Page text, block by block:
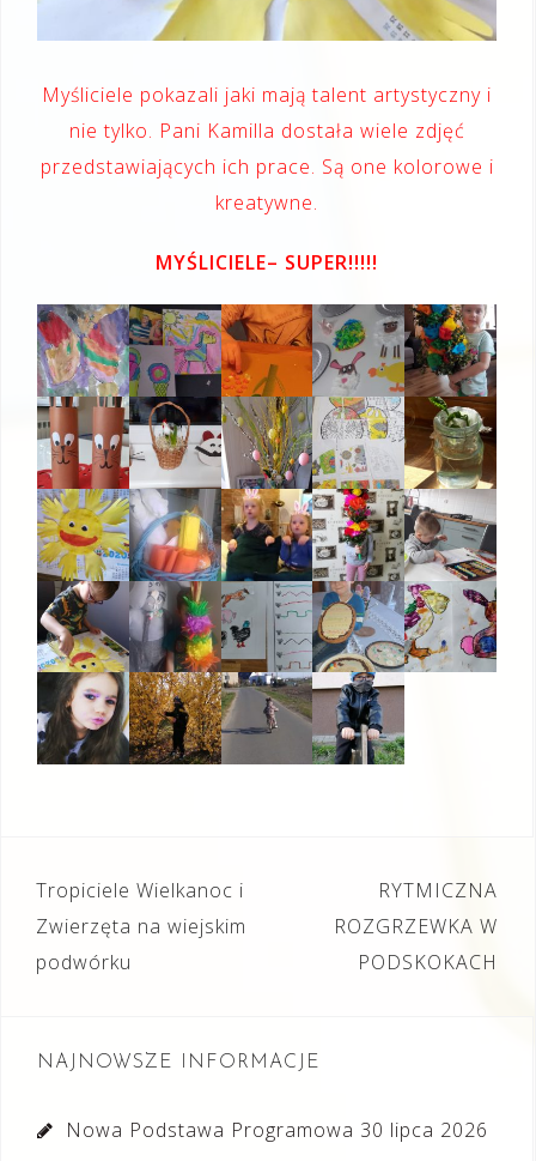
Myśliciele pokazali jaki mają talent artystyczny i
nie tylko. Pani Kamilla dostała wiele zdjęć
przedstawiających ich prace. Są one kolorowe i
kreatywne.
MYŚLICIELE– SUPER!!!!!
Nawigacja
wpisu
Tropiciele Wielkanoc i
Zwierzęta na wiejskim
podwórku
RYTMICZNA
ROZGRZEWKA W
PODSKOKACH
NAJNOWSZE INFORMACJE
Nowa Podstawa Programowa 30 lipca 2026